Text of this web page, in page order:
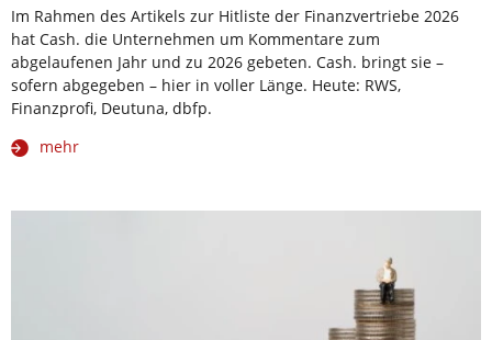
Im Rahmen des Artikels zur Hitliste der Finanzvertriebe 2026
hat Cash. die Unternehmen um Kommentare zum
abgelaufenen Jahr und zu 2026 gebeten. Cash. bringt sie –
sofern abgegeben – hier in voller Länge. Heute: RWS,
Finanzprofi, Deutuna, dbfp.
mehr